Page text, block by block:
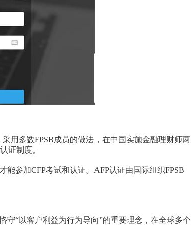
用多数FPSB成员的做法，在中国实施金融理财师两
证制度。
参加CFP考试和认证。AFP认证由国际组织FPSB
“以客户利益为行为导向”的重要理念，在全球多个